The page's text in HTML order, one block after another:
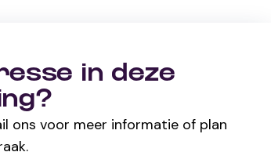
in deze
ons voor meer informatie of plan